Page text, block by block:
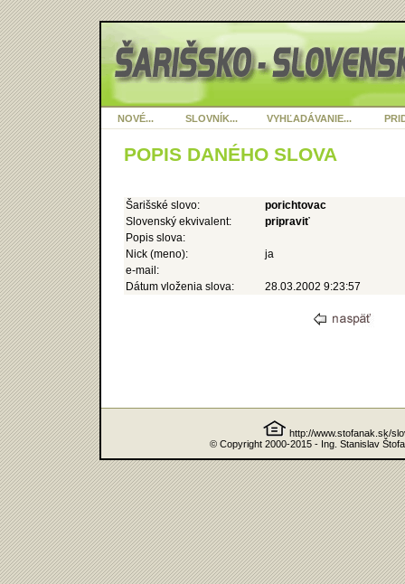
NOVÉ... SLOVNÍK... VYHĽADÁVANIE...
POPIS DANÉHO SLOVA
Šarišské slovo:
porichtovac
Slovenský ekvivalent:
pripraviť
Popis slova:
Nick (meno):
ja
e-mail:
Dátum vloženia slova:
28.03.2002 9:23:57
http://www.stofanak.sk/
© Copyright 2000-2015 - Ing. Stanislav